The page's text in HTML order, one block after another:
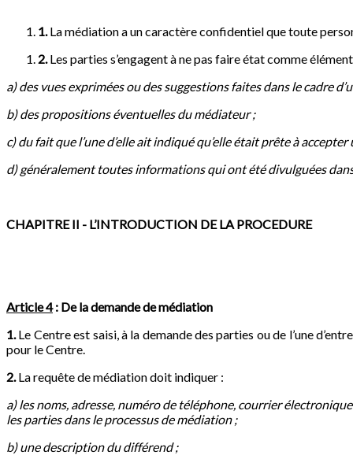
1.La médiation a un caractère confidentiel que toute
2.Les parties s’engagent à ne pas faire état comme
a)des vues exprimées ou des suggestions faites dans le cadre
b)des propositions éventuelles du médiateur ;
c)du fait que l’une d’elle ait indiqué qu’elle était prête à
d)généralement toutes informations qui ont été divulguées
CHAPITRE II - L’INTRODUCTION DE LA PROCEDURE
Article 4: De la demande de médiation
1.Le Centre est saisi, à la demande des parties ou de l’une
pour le Centre.
2.La requête de médiation doit indiquer :
a)les noms, adresse, numéro de téléphone, courrier
les parties dans le processus de médiation ;
b)une description du différend ;